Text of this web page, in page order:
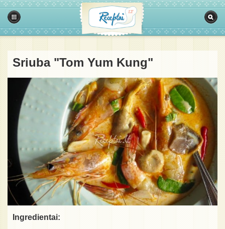
Sriuba "Tom Yum Kung"
Ingredientai: